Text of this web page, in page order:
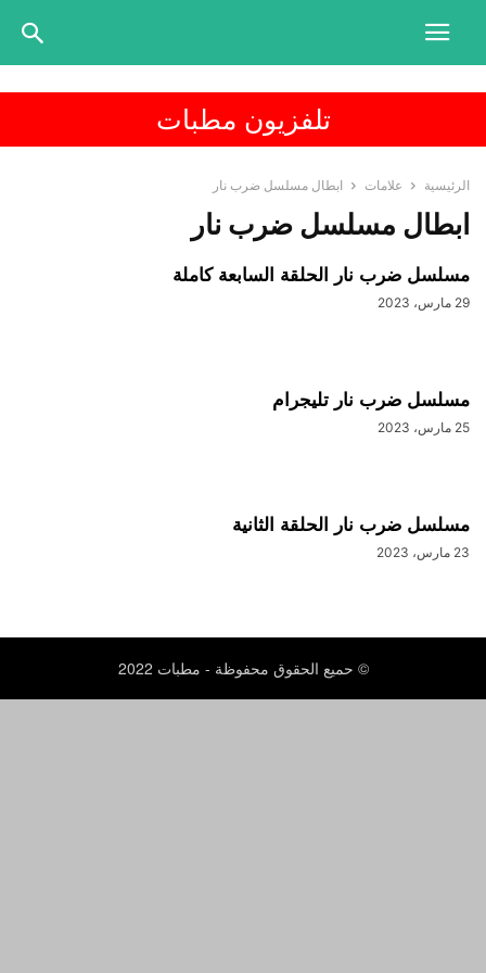
تلفزيون مطبات
الرئيسية علامات ابطال مسلسل ضرب نار
ابطال مسلسل ضرب نار
مسلسل ضرب نار الحلقة السابعة كاملة
29 مارس، 2023
مسلسل ضرب نار تليجرام
25 مارس، 2023
مسلسل ضرب نار الحلقة الثانية
23 مارس، 2023
© حميع الحقوق محفوظة - مطبات 2022